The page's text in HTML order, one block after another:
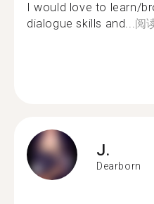
I would love to learn/
dialogue skills and...阅
J.
Dearborn